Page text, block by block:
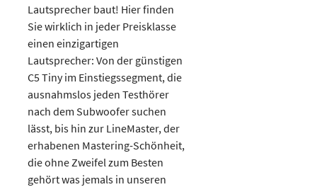
Lautsprecher baut! Hier finden
Sie wirklich in jeder Preisklasse
einen einzigartigen
Lautsprecher: Von der günstigen
C5 Tiny im Einstiegssegment, die
ausnahmslos jeden Testhörer
nach dem Subwoofer suchen
lässt, bis hin zur LineMaster, der
erhabenen Mastering-Schönheit,
die ohne Zweifel zum Besten
gehört was jemals in unseren